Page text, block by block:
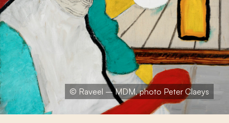
© Raveel – MDM, photo Peter Claeys